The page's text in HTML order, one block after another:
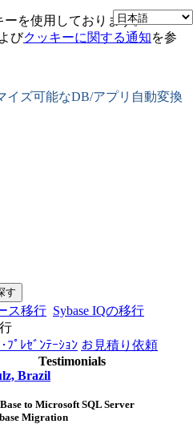
ーを使用しております。
びクッキーに関する通知を参
イズ可能なDB/アプリ自動変換
ス移行 Sybase IQの移行
ﾌﾟﾚｾﾞﾝﾃｰｼｮﾝ お見積り依頼
Testimonials
Brazil
to Microsoft SQL Server
Migration